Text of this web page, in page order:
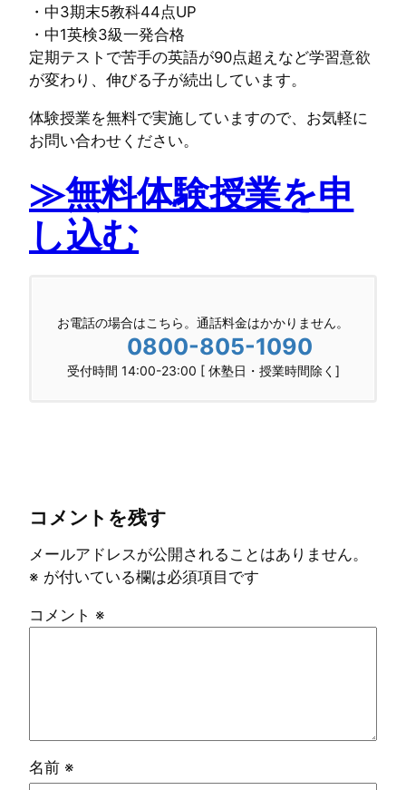
・中3期末5教科44点UP
・中1英検3級一発合格
定期テストで苦手の英語が90点超えなど学習意欲
が変わり、伸びる子が続出しています。
体験授業を無料で実施していますので、お気軽に
お問い合わせください。
≫無料体験授業を申
し込む
お電話の場合はこちら。通話料金はかかりません。
0800-805-1090
受付時間 14:00-23:00 [ 休塾日・授業時間除く]
コメントを残す
メールアドレスが公開されることはありません。
※ が付いている欄は必須項目です
コメント ※
名前 ※